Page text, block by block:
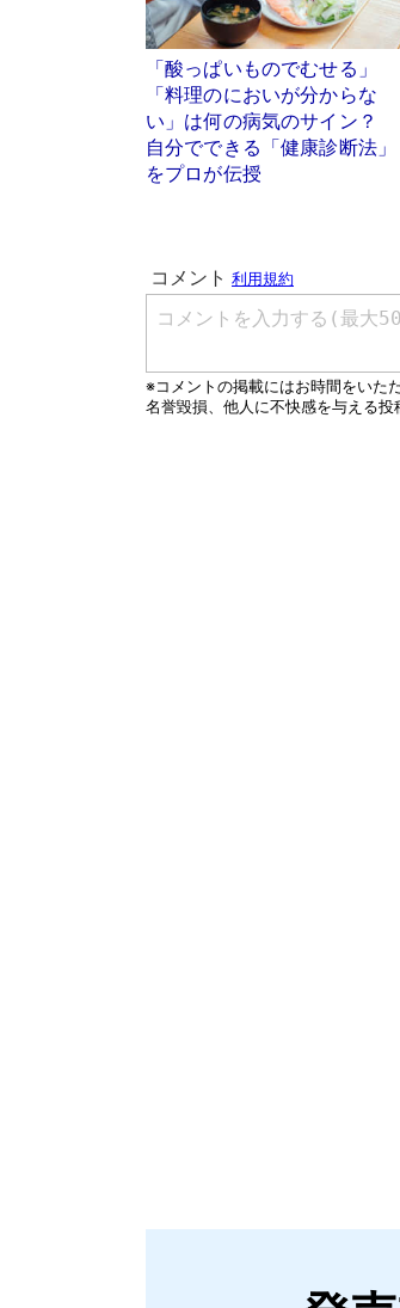
「酸っぱいものでむせる」
「料理のにおいが分からな
い」は何の病気のサイン？
自分でできる「健康診断法」
をプロが伝授